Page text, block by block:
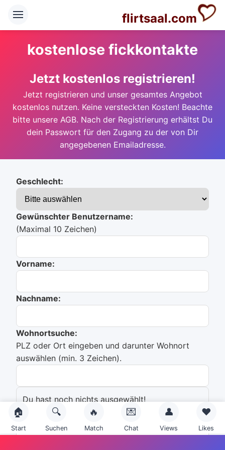
flirtsaal.com
kostenlose fickkontakte
Jetzt kostenlos registrieren!
Jetzt registrieren und unser gesamtes Angebot
kostenlos nutzen. Keine versteckten Kosten! Beachte
bitte unsere AGB. Nach der Registrierung erhältst Du
dein Passwort für den Zugang zu der von Dir
angegebenen Emailadresse.
Geschlecht:
Gewünschter Benutzername:
(Maximal 10 Zeichen)
Vorname:
Nachname:
Wohnortsuche:
PLZ oder Ort eingeben und darunter Wohnort
auswählen (min. 3 Zeichen).
Du hast noch nichts ausgewählt!
Emailadresse:
🏠
Start
🔍
Suchen
🔥
Match
💌
Chat
👤
Views
❤️
Likes